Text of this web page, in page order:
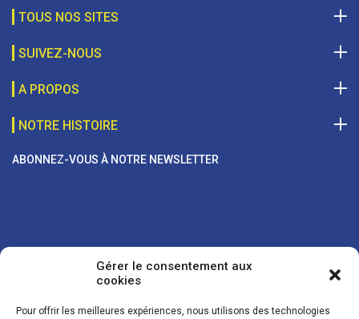
Gérer le consentement aux
cookies
Pour offrir les meilleures expériences, nous utilisons des technologies
TOUS NOS SITES
SUIVEZ-NOUS
A PROPOS
NOTRE HISTOIRE
ABONNEZ-VOUS À NOTRE NEWSLETTER